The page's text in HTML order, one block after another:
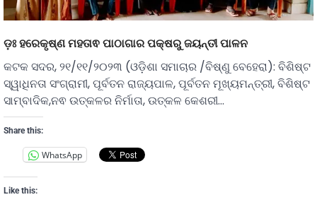
ଡ଼ଃ ହରେକୃଷ୍ଣ ମହତାଵ ପାଠାଗାର ପକ୍ଷରୁ ଜୟନ୍ତୀ ପାଳନ
କଟକ ସଦର, ୨୧/୧୧/୨୦୨୩ (ଓଡ଼ିଶା ସମାଚାର /ବିଷ୍ଣୁ ବେହେରା): ବିଶିଷ୍ଟ
ସ୍ୱାଧିନତା ସଂଗ୍ରାମୀ, ପୂର୍ବତନ ରାଜ୍ୟପାଳ, ପୂର୍ବତନ ମୂଖ୍ୟମନ୍ତ୍ରୀ, ବିଶିଷ୍ଟ
ସାମ୍ବାଦିକ,ନଵ ଉତ୍କଳର ନିର୍ମାତା, ଉତ୍କଳ କେଶରୀ…
Share this:
WhatsApp
Like this: